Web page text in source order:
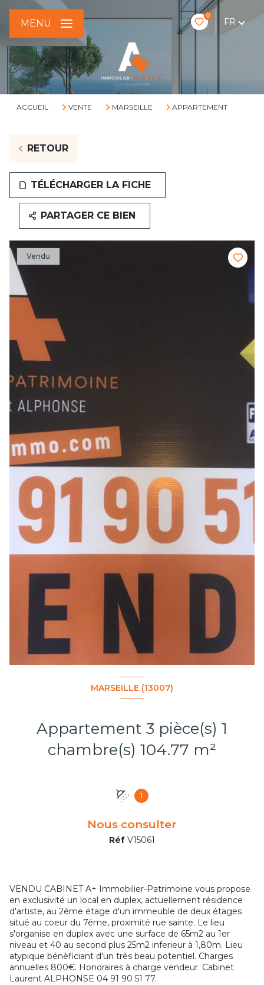
0
FR
MENU
ACCUEIL VENTE MARSEILLE APPARTEMENT
RETOUR
TÉLÉCHARGER LA FICHE
PARTAGER CE BIEN
Vendu
MARSEILLE (13007)
Appartement 3 pièce(s) 1
chambre(s) 104.77 m²
1
Nous consulter
Réf V15061
VENDU CABINET A+ Immobilier-Patrimoine vous propose
en exclusivité un local en duplex, actuellement résidence
d'artiste, au 2éme étage d'un immeuble de deux étages
situé au coeur du 7éme, proximité rue sainte. Le lieu
s'organise en duplex avec une surface de 65m2 au 1er
niveau et 40 au second plus 25m2 inferieur à 1,80m. Lieu
atypique bénèficiant d'un très beau potentiel. Charges
annuelles 800€. Honoraires à charge vendeur. Cabinet
Laurent ALPHONSE 04 91 90 51 77.